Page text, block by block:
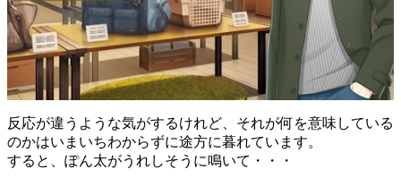
反応が違うような気がするけれど、それが何を意味している
のかはいまいちわからずに途方に暮れています。
すると、ぽん太がうれしそうに鳴いて・・・